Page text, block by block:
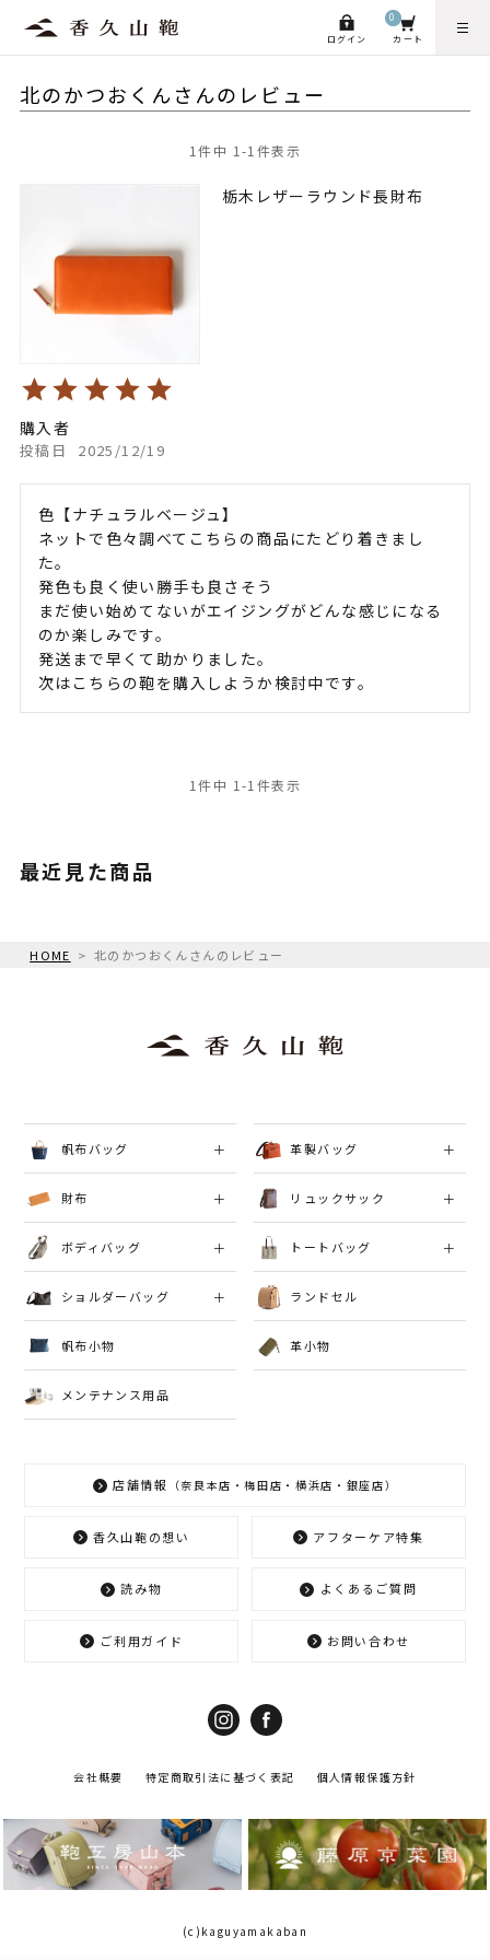
ログイン カート
0
北のかつおくんさんのレビュー
1件中 1 -1 件表示
栃木レザーラウンド長財布
購入者
投稿日 2025/12/19
色【ナチュラルベージュ】
ネットで色々調べてこちらの商品にたどり着きまし
た。
発色も良く使い勝手も良さそう
まだ使い始めてないがエイジングがどんな感じになる
のか楽しみです。
発送まで早くて助かりました。
次はこちらの鞄を購入しようか検討中です。
1件中 1 -1 件表示
最近見た商品
HOME 北のかつおくんさんのレビュー
帆布バッグ 革製バッグ
財布 リュックサック
ボディバッグ トートバッグ
ショルダーバッグ ランドセル
帆布小物
メンテナンス用品
革小物
店舗情報 （奈良本店・梅田店・横浜店・銀座店）
香久山鞄の想い アフターケア特集
読み物 よくあるご質問
ご利用ガイド お問い合わせ
会社概要 特定商取引法に基づく表記 個人情報保護方針
(c)kaguyamakaban